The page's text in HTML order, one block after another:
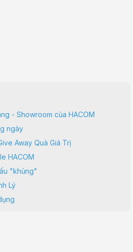
- Showroom của HACOM
ngày
Away Quà Giá Trị
HACOM
"khủng"
Lý